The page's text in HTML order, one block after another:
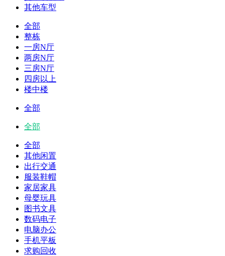
其他车型
全部
整栋
一房N厅
两房N厅
三房N厅
四房以上
楼中楼
全部
全部
全部
其他闲置
出行交通
服装鞋帽
家居家具
母婴玩具
图书文具
数码电子
电脑办公
手机平板
求购回收